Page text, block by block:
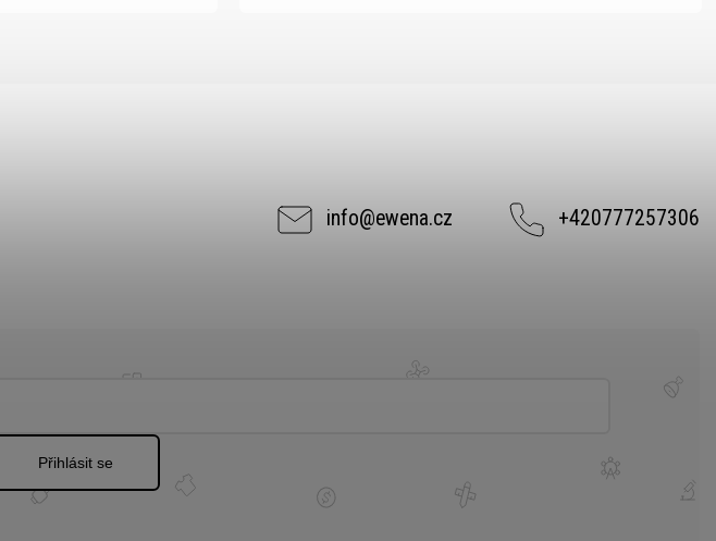
info@ewena.cz +420777257306
Přihlásit se